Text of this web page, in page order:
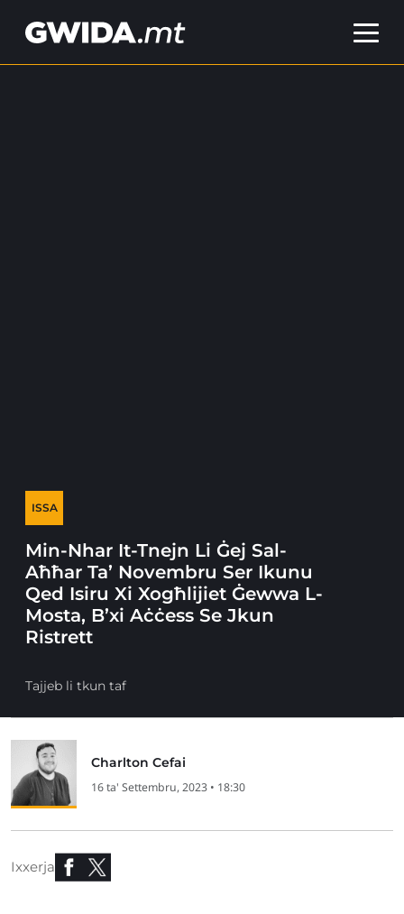
ISSA
Min-Nhar It-Tnejn Li Ġej Sal-
Aħħar Ta’ Novembru Ser Ikunu
Qed Isiru Xi Xogħlijiet Ġewwa L-
Mosta, B’xi Aċċess Se Jkun
Ristrett
Tajjeb li tkun taf
Charlton Cefai
16 ta' Settembru, 2023 • 18:30
Ixxerja